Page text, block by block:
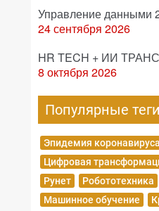
Управление данными
24 сентября 2026
HR TECH + ИИ
8 октября 2026
Популярные теги
Эпидемия коронавируса
Цифровая
Рунет
Робототехника
Машинное обучение